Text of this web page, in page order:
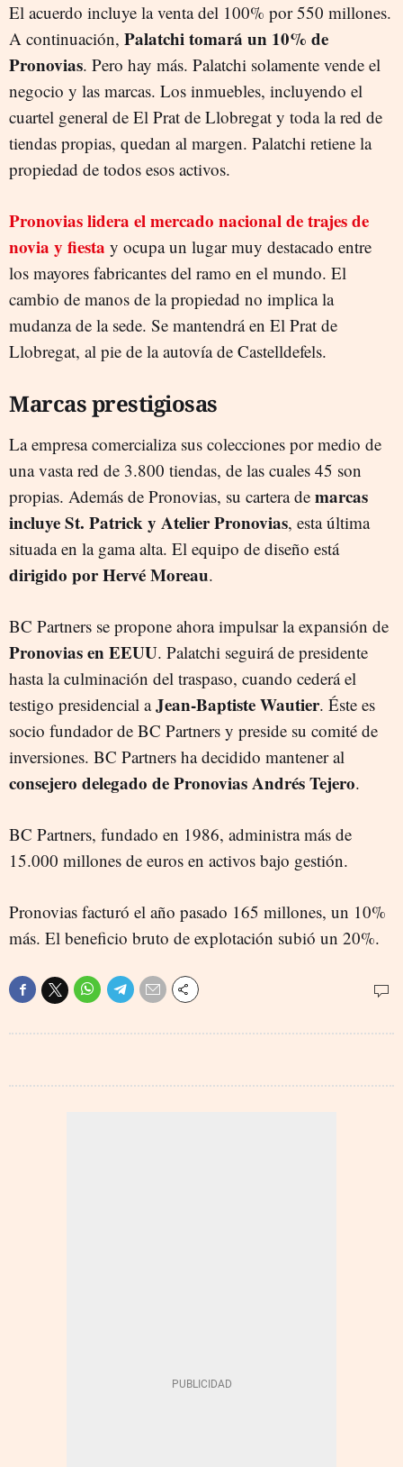
El acuerdo incluye la venta del 100% por 550 millones.
A continuación, Palatchi tomará un 10% de
Pronovias. Pero hay más. Palatchi solamente vende el
negocio y las marcas. Los inmuebles, incluyendo el
cuartel general de El Prat de Llobregat y toda la red de
tiendas propias, quedan al margen. Palatchi retiene la
propiedad de todos esos activos.
Pronovias lidera el mercado nacional de trajes de
novia y fiesta y ocupa un lugar muy destacado entre
los mayores fabricantes del ramo en el mundo. El
cambio de manos de la propiedad no implica la
mudanza de la sede. Se mantendrá en El Prat de
Llobregat, al pie de la autovía de Castelldefels.
Marcas prestigiosas
La empresa comercializa sus colecciones por medio de
una vasta red de 3.800 tiendas, de las cuales 45 son
propias. Además de Pronovias, su cartera de marcas
incluye St. Patrick y Atelier Pronovias, esta última
situada en la gama alta. El equipo de diseño está
dirigido por Hervé Moreau.
BC Partners se propone ahora impulsar la expansión de
Pronovias en EEUU. Palatchi seguirá de presidente
hasta la culminación del traspaso, cuando cederá el
testigo presidencial aJean-Baptiste Wautier. Éste es
socio fundador de BC Partners y preside su comité de
inversiones. BC Partners ha decidido mantener al
consejero delegado de Pronovias Andrés Tejero.
BC Partners, fundado en 1986, administra más de
15.000 millones de euros en activos bajo gestión.
Pronovias facturó el año pasado 165 millones, un 10%
más. El beneficio bruto de explotación subió un 20%.